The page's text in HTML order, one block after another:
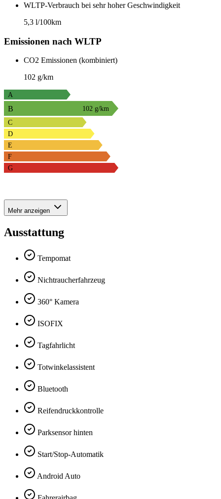
WLTP-Verbrauch bei sehr hoher Geschwindigkeit
5,3 l/100km
Emissionen nach WLTP
CO2 Emissionen (kombiniert)
102 g/km
A
B
102 g/km
C
D
E
F
G
Mehr anzeigen
Ausstattung
Tempomat
Nichtraucherfahrzeug
360° Kamera
ISOFIX
Tagfahrlicht
Totwinkelassistent
Bluetooth
Reifendruckkontrolle
Parksensor hinten
Start/Stop-Automatik
Android Auto